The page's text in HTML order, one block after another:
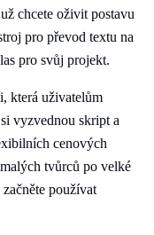
chcete oživit postavu
pro převod textu na
pro svůj projekt.
která uživatelům
vyzvednou skript a
cenových
tvůrců po velké
používat